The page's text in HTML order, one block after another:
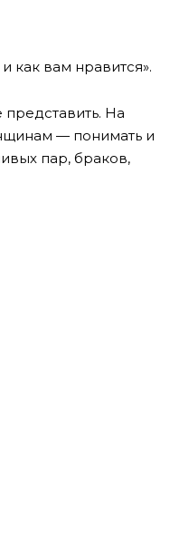
как вам нравится».
На
— понимать и
пар, браков,